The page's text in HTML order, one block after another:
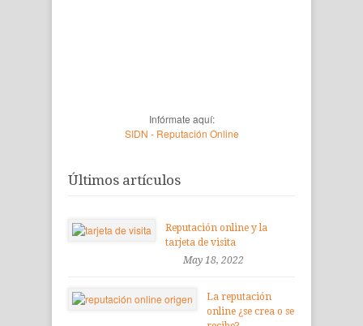
Infórmate aquí:
SIDN - Reputación Online
Últimos artículos
Reputación online y la
tarjeta de visita
May 18, 2022
La reputación
online ¿se crea o se